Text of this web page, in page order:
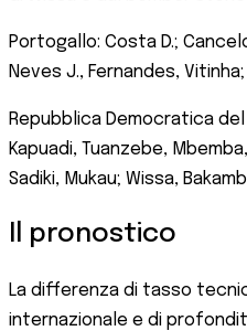
Portogallo: Costa D.;
Neves J., Fernandes,
Repubblica Democratica
Kapuadi, Tuanzebe,
Sadiki, Mukau; Wissa,
Il pronostico
La differenza di tasso
internazionale e di